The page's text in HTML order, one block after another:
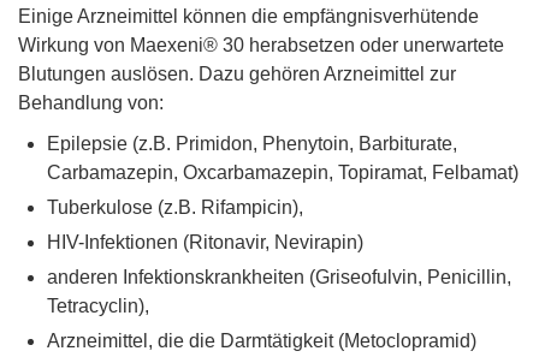
Einige Arzneimittel können die empfängnisverhütende
Wirkung von Maexeni® 30 herabsetzen oder unerwartete
Blutungen auslösen. Dazu gehören Arzneimittel zur
Behandlung von:
Epilepsie (z.B. Primidon, Phenytoin, Barbiturate,
Carbamazepin, Oxcarbamazepin, Topiramat, Felbamat)
Tuberkulose (z.B. Rifampicin),
HIV-Infektionen (Ritonavir, Nevirapin)
anderen Infektionskrankheiten (Griseofulvin, Penicillin,
Tetracyclin),
Arzneimittel, die die Darmtätigkeit (Metoclopramid)